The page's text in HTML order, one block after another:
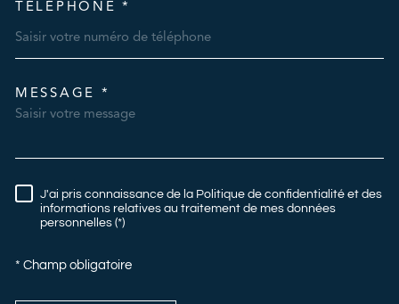
TÉLÉPHONE *
MESSAGE *
RÈGLEMENTATION
J'ai pris connaissance de la Politique de confidentialité et des
informations relatives au traitement de mes données
personnelles (*)
* Champ obligatoire